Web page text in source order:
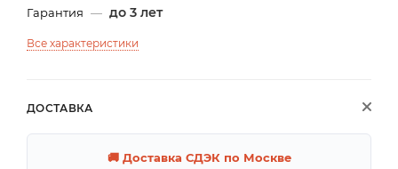
Гарантия — до 3 лет
Все характеристики
ДОСТАВКА
🚚 Доставка СДЭК по Москве